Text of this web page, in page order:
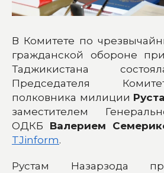
В Комитете по
гражданской обороне
Таджикистана
Председателя
полковника милиции
заместителем
ОДКБ Валерием
TJinform.
Рустам Назарзода